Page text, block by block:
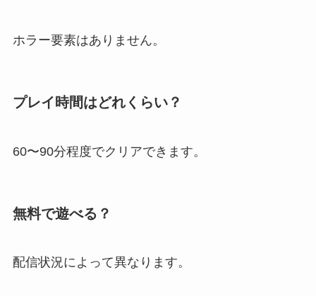
ホラー要素はありません。
プレイ時間はどれくらい？
60〜90分程度でクリアできます。
無料で遊べる？
配信状況によって異なります。